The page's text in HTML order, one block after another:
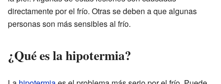
directamente por el frío. Otras se deben a que algunas
personas son más sensibles al frío.
¿Qué es la hipotermia?